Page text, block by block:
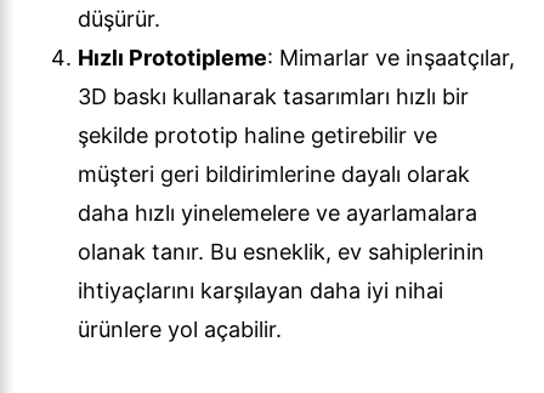
düşürür.
Hızlı Prototipleme: Mimarlar ve inşaatçılar,
3D baskı kullanarak tasarımları hızlı bir
şekilde prototip haline getirebilir ve
müşteri geri bildirimlerine dayalı olarak
daha hızlı yinelemelere ve ayarlamalara
olanak tanır. Bu esneklik, ev sahiplerinin
ihtiyaçlarını karşılayan daha iyi nihai
ürünlere yol açabilir.